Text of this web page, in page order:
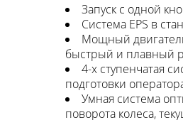
Запуск с одной
Система EPS в
Мощный
быстрый и плавный
4-х ступенчатая
подготовки
Умная система
поворота колеса,